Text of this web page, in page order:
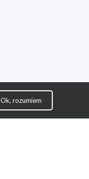
Ok, rozumiem